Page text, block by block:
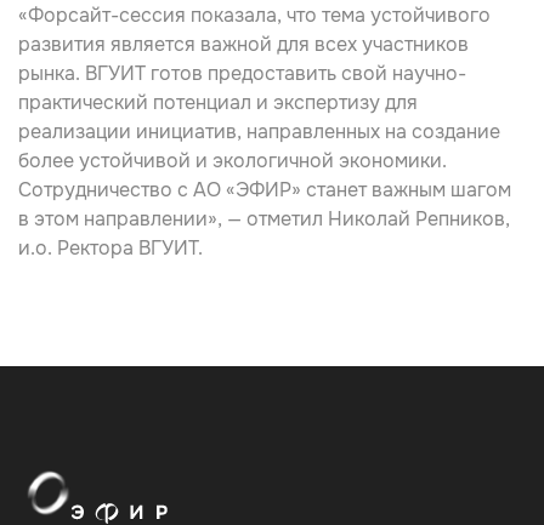
«Форсайт-сессия показала, что тема устойчивого
развития является важной для всех участников
рынка. ВГУИТ готов предоставить свой научно-
практический потенциал и экспертизу для
реализации инициатив, направленных на создание
более устойчивой и экологичной экономики.
Сотрудничество с АО «ЭФИР» станет важным шагом
в этом направлении», — отметил Николай Репников,
и.о. Ректора ВГУИТ.